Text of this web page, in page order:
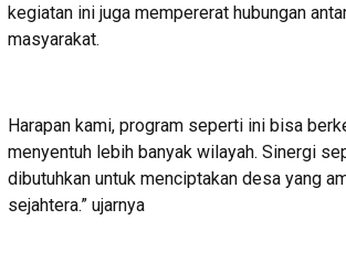
kegiatan ini juga mempererat hubungan
masyarakat.
Harapan kami, program seperti ini bisa
menyentuh lebih banyak wilayah. Sinergi
dibutuhkan untuk menciptakan desa yang
sejahtera.” ujarnya